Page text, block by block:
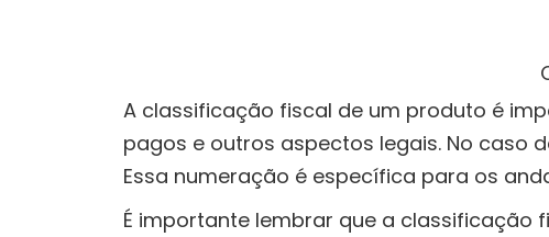
A classificação fiscal de um produto é
pagos e outros aspectos legais. No caso
Essa numeração é específica para os
É importante lembrar que a classificação